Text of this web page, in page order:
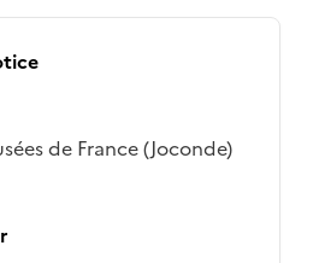
de France (Joconde)